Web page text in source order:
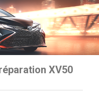
XV50